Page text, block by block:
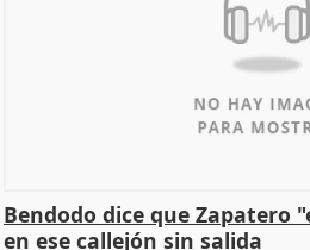
Bendodo dice que Zapatero
en ese callejón sin salida